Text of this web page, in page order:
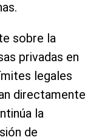
sobre la
privadas en
legales
directamente
la
de